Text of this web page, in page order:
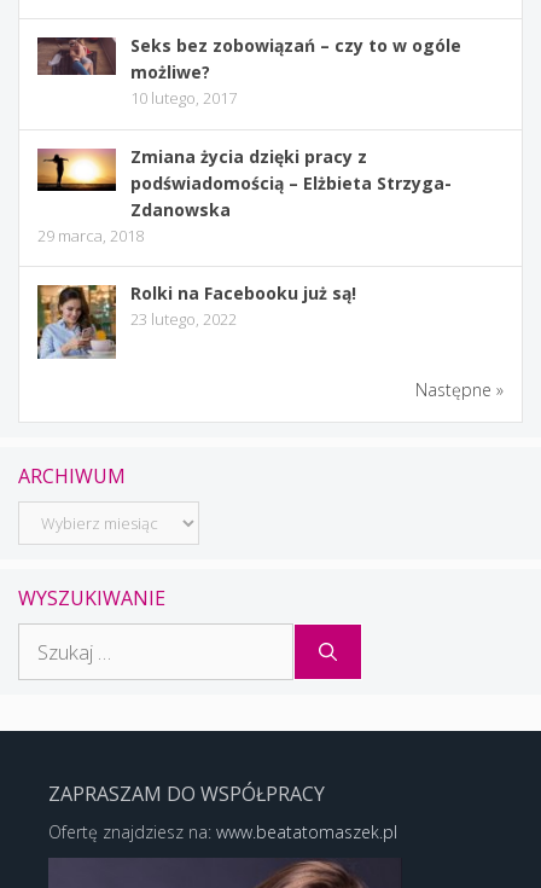
Seks bez zobowiązań – czy to w ogóle
możliwe?
10 lutego, 2017
Zmiana życia dzięki pracy z
podświadomością – Elżbieta Strzyga-
Zdanowska
29 marca, 2018
Rolki na Facebooku już są!
23 lutego, 2022
Następne »
ARCHIWUM
Archiwum
WYSZUKIWANIE
ZAPRASZAM DO WSPÓŁPRACY
Ofertę znajdziesz na: www.beatatomaszek.pl